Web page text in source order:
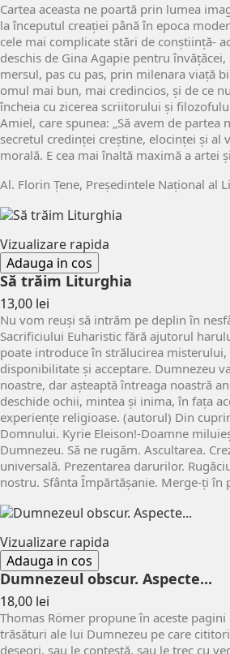
Cartea aceasta ne poartă prin lumea
la începutul creației până în epoca
cele mai complicate stări de conștiință-
deschis de Gina Agapie pentru
mersul, pas cu pas, prin milenara viață
omul mai bun, mai credincios, și de ce
încheia cu zicerea scriitorului și
Amiel, care spunea: „Să avem de partea
secretul credinței creștine, elocinței și al
morală. E cea mai înaltă maximă a artei
Al. Florin Țene, Președintele Național al
Vizualizare rapida
Adauga in cos
Să trăim Liturghia
13,00 lei
Nu vom reuși să intrăm pe deplin în
Sacrificiului Euharistic fără ajutorul
poate introduce în strălucirea
disponibilitate și acceptare. Dumnezeu
noastre, dar așteaptă întreaga noastră
deschide ochii, mintea și inima, în fața
experiențe religioase. (autorul) Din
Domnului. Kyrie Eleison!-Doamne
Dumnezeu. Să ne rugăm. Ascultarea.
universală. Prezentarea darurilor.
nostru. Sfânta Împărtăşanie. Merge-ţi în
Vizualizare rapida
Adauga in cos
Dumnezeul obscur. Aspecte...
18,00 lei
Thomas Römer propune în aceste
trăsături ale lui Dumnezeu pe care
deseori, sau le contestă, sau le trec cu